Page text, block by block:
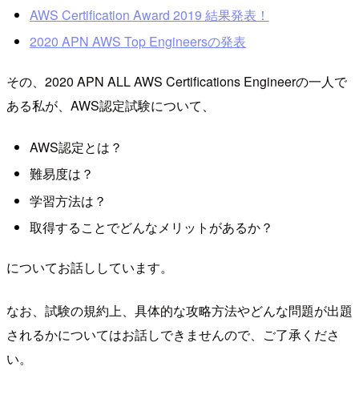
AWS Certification Award 2019 結果発表！
2020 APN AWS Top Engineersの発表
その、2020 APN ALL AWS Certifications Engineerの一人で
ある私が、AWS認定試験について、
AWS認定とは？
難易度は？
学習方法は？
取得することでどんなメリットがあるか？
についてお話ししています。
なお、試験の規約上、具体的な攻略方法やどんな問題が出題
されるかについてはお話しできませんので、ご了承くださ
い。